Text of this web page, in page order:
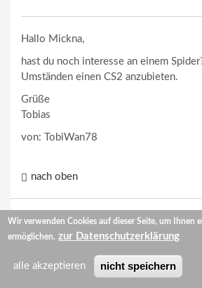
Hallo Mickna,
hast du noch interesse an einem
Umständen einen CS2 anzubieten.
Grüße
Tobias
von: TobiWan78
nach oben
Zum Verfassen von Kommentaren bitte
Wir verwenden Cookies auf dieser Seite, um Ihnen
ermöglichen. zur Datenschutzerklärung
alle akzeptieren nicht speichern